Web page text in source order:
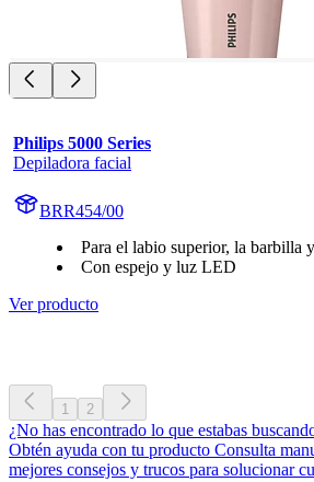
Philips 5000 Series
Depiladora facial
BRR454/00
Para el labio superior, la barbilla
Con espejo y luz LED
Ver producto
1 2
¿No has encontrado lo que estabas
Obtén ayuda con tu producto Consulta
mejores consejos y trucos para solucionar